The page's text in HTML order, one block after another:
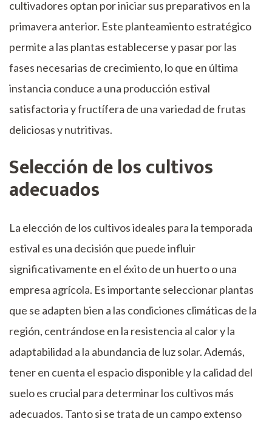
cultivadores optan por iniciar sus preparativos en la
primavera anterior. Este planteamiento estratégico
permite a las plantas establecerse y pasar por las
fases necesarias de crecimiento, lo que en última
instancia conduce a una producción estival
satisfactoria y fructífera de una variedad de frutas
deliciosas y nutritivas.
Selección de los cultivos
adecuados
La elección de los cultivos ideales para la temporada
estival es una decisión que puede influir
significativamente en el éxito de un huerto o una
empresa agrícola. Es importante seleccionar plantas
que se adapten bien a las condiciones climáticas de la
región, centrándose en la resistencia al calor y la
adaptabilidad a la abundancia de luz solar. Además,
tener en cuenta el espacio disponible y la calidad del
suelo es crucial para determinar los cultivos más
adecuados. Tanto si se trata de un campo extenso